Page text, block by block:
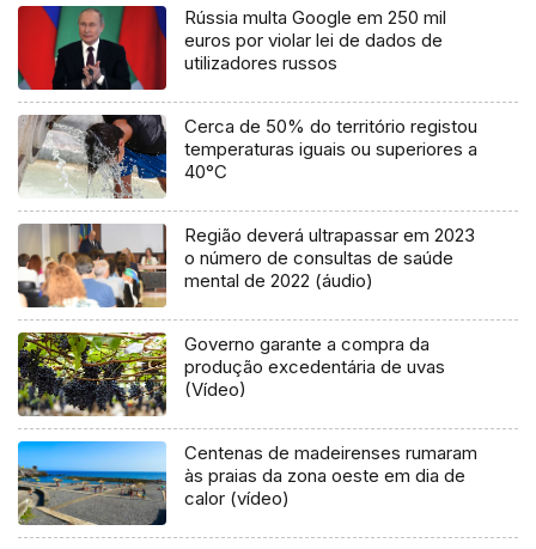
Rússia multa Google em 250 mil
euros por violar lei de dados de
utilizadores russos
Cerca de 50% do território registou
temperaturas iguais ou superiores a
40°C
Região deverá ultrapassar em 2023
o número de consultas de saúde
mental de 2022 (áudio)
Governo garante a compra da
produção excedentária de uvas
(Vídeo)
Centenas de madeirenses rumaram
às praias da zona oeste em dia de
calor (vídeo)